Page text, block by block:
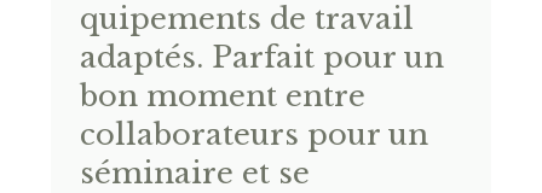
quipements de travail
adaptés. Parfait pour un
bon moment entre
collaborateurs pour un
séminaire et se